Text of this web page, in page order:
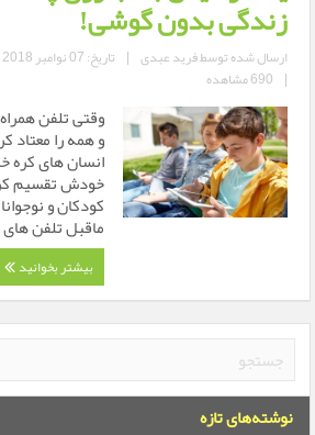
زندگی بدون گوشی!
ارسال شده توسطفرید عبدی | تاریخ: 07 نوامبر 2018
| 690 مشاهده
وقتی تلفن
و همه را معتاد
انسان های کره
خودش تقسیم
کودکان و
ماقبل تلفن
بیشتر بخوانید
نوشته‌های تازه